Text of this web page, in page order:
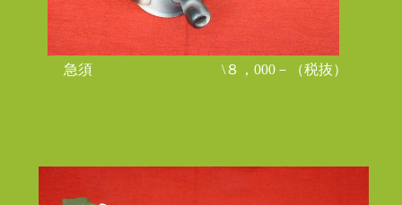
急須 \８，000－（税抜）